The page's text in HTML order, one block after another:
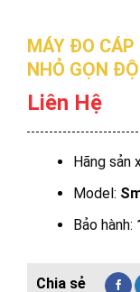
MÁY ĐO CÁP
NHỎ GỌN
Liên Hệ
Hãng sản
Model:
Bảo hành: